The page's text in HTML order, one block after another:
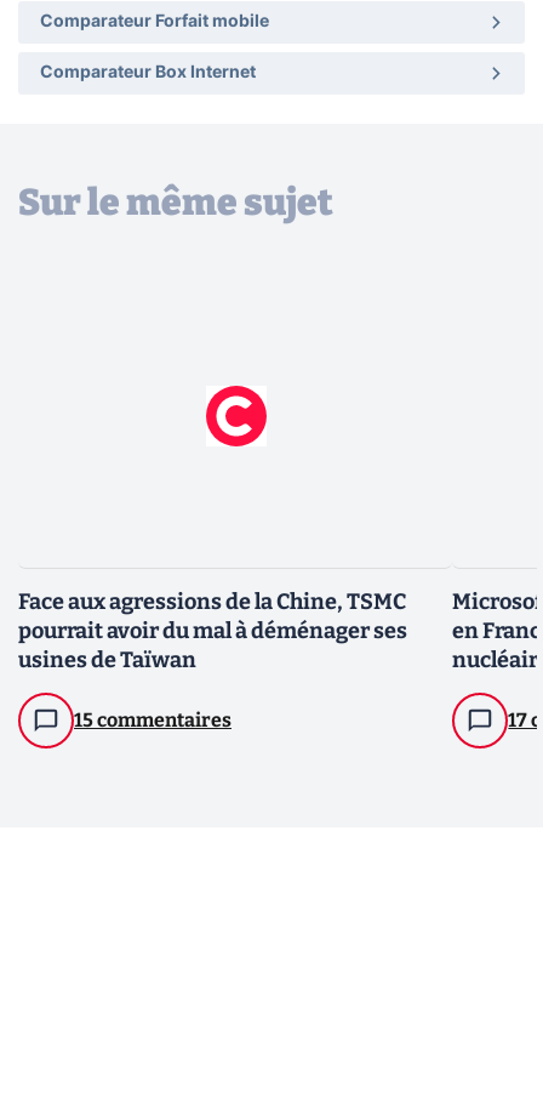
Comparateur Forfait mobile
Comparateur Box Internet
Sur le même sujet
Face aux agressions de la Chine, TSMC
pourrait avoir du mal à déménager ses
usines de Taïwan
15 commentaires
en
17